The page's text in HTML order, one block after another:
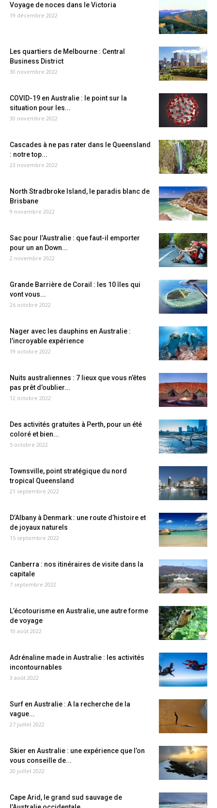
Voyage de noces dans le Victoria
19 décembre 2022
Les quartiers de Melbourne : Central
Business District
30 novembre 2022
COVID-19 en Australie : le point sur la
situation pour les...
30 novembre 2022
Cascades à ne pas rater dans le Queensland
: notre top...
23 novembre 2022
North Stradbroke Island, le paradis blanc de
Brisbane
9 novembre 2022
Sac pour l’Australie : que faut-il emporter
pour un an Down...
2 novembre 2022
Grande Barrière de Corail : les 10 îles qui
vont vous...
26 octobre 2022
Nager avec les dauphins en Australie :
l’incroyable expérience
19 octobre 2022
Nuits australiennes : 7 lieux que vous n’êtes
pas prêt d’oublier...
12 octobre 2022
Des activités gratuites à Perth, pour un été
coloré et bien...
5 octobre 2022
Townsville, point stratégique du nord
tropical Queensland
21 septembre 2022
D’Albany à Denmark : une route d’histoire et
de joyaux naturels
15 septembre 2022
Canberra : nos itinéraires de visite dans la
capitale
7 septembre 2022
L’écotourisme en Australie, une autre forme
de voyage
10 août 2022
Adrénaline made in Australie : les activités
incontournables
3 août 2022
Surf en Australie : A la recherche de la
vague...
27 juillet 2022
Skier en Australie : une expérience que l’on
vous conseille de...
20 juillet 2022
Cape Arid, le grand sud sauvage de